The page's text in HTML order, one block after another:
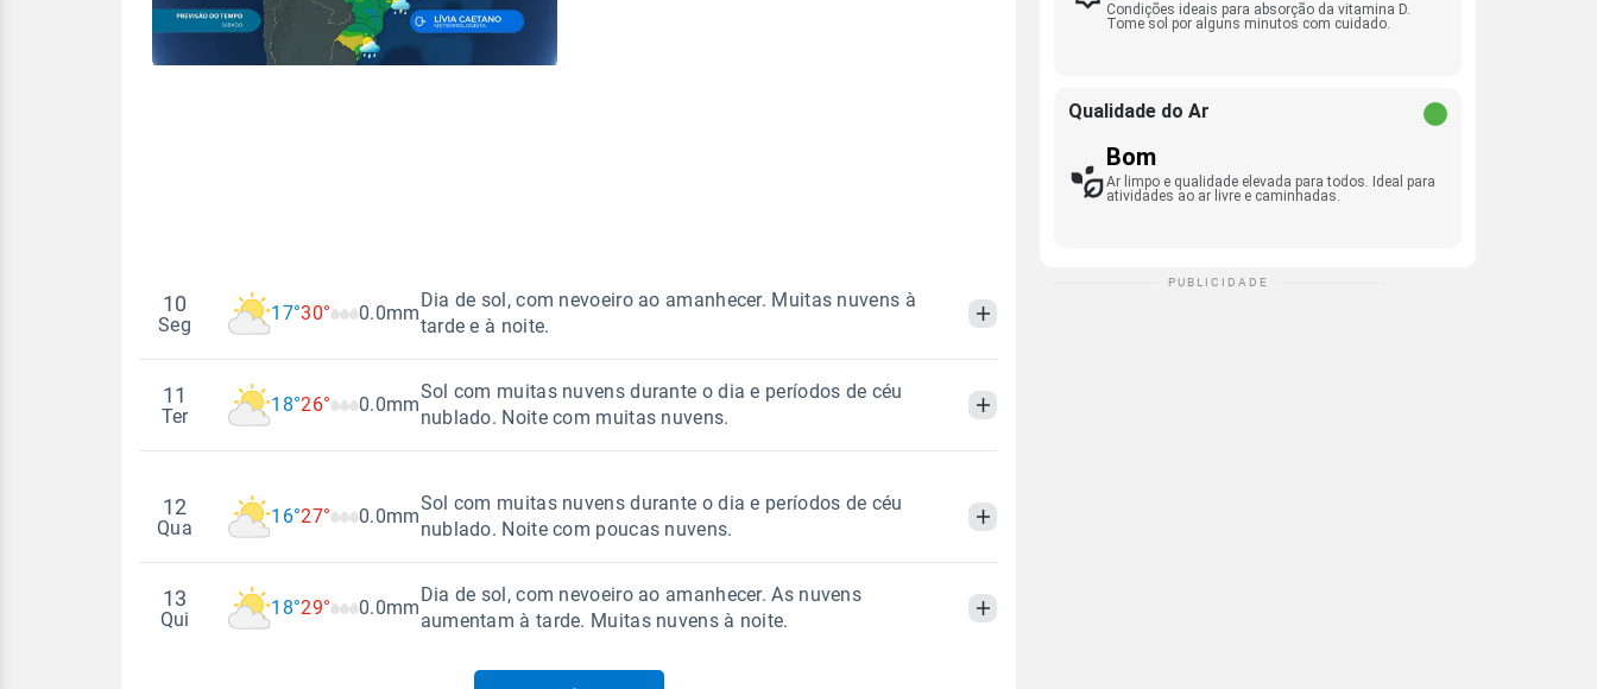
10
Seg
17°30° 0.0mm
Dia de sol, com nevoeiro ao amanhecer. Muitas nuvens à
tarde e à noite.
Madrugada Manhã Noite
17°
17°
23°
0.0mm
37%74%
SSE - 5km/h
SSE - 30km/h
06:31h às 17:48h
11
Ter
18°26° 0.0mm
Sol com muitas nuvens durante o dia e períodos de céu
nublado. Noite com muitas nuvens.
MadrugadaManhã Tarde Noite
Temperatura
18°
Sensação térmica
18°
22°
Chuva
0.0mm
Umidade do ar
52%87%
E - 36km/h
06:30h às 17:49h
12
Qua
16°27° 0.0mm
Sol com muitas nuvens durante o dia e períodos de céu
nublado. Noite com poucas nuvens.
Madrugada Manhã Tarde Noite
Sensação térmica
Chuva
13
Qui
18°29° 0.0mm
Dia de sol, com nevoeiro ao amanhecer. As nuvens
aumentam à tarde. Muitas nuvens à noite.
Condições ideais para absorção da vitamina D.
Tome sol por alguns minutos com cuidado.
Qualidade do Ar
Bom
Ar limpo e qualidade elevada para todos. Ideal para
atividades ao ar livre e caminhadas.